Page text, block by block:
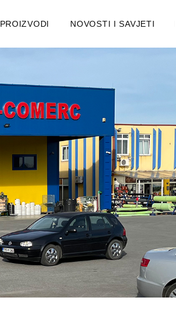
PROIZVODI NOVOSTI I SAVJETI